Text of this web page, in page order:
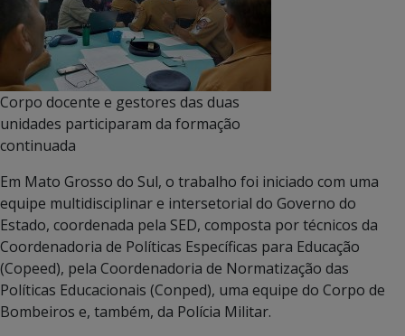
Corpo docente e gestores das duas
unidades participaram da formação
continuada
Em Mato Grosso do Sul, o trabalho foi iniciado com uma
equipe multidisciplinar e intersetorial do Governo do
Estado, coordenada pela SED, composta por técnicos da
Coordenadoria de Políticas Específicas para Educação
(Copeed), pela Coordenadoria de Normatização das
Políticas Educacionais (Conped), uma equipe do Corpo de
Bombeiros e, também, da Polícia Militar.